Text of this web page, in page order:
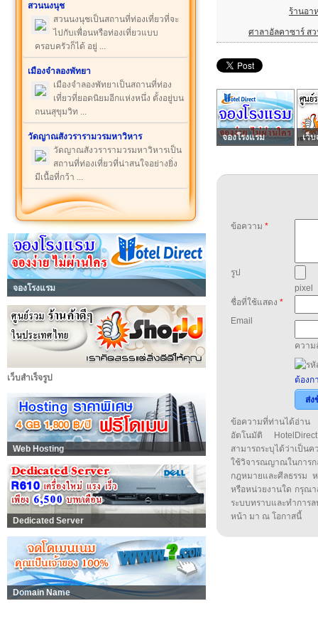
สวนนงนุช
สวนนงนุชเป็นสถานที่ท่องเที่ยวที่จะ
ไปกับเพื่อนหรือท่องเที่ยวแบบ
ครอบครัวก็ได้ อยู่ ...
เมืองจำลองพัทยา
เมืองจำลองพัทยาเป็นสถานที่ท่อง
เที่ยวที่ยอดนิยมอีกแห่งหนึ่ง ตั้งอยู่บน
ถนนสุขุมวิท ...
วัดญาณสังวรารามวรมหาวิหาร
วัดญาณสังวรารามวรมหาวิหารเป็น
สถานที่ท่องเที่ยวที่น่าสนใจอย่างยิ่ง
มีเนื้อที่กว้า ...
จองโรงแรม
เว็บสำเร็จรูป
Web Hosting
Dedicated Server
Domain Name
ร้านอา
ศาลาอัลคาซาร์ ส
จองโรงแรม เว็บ
ข้อความ *
รูป
pixel
ชื่อที่ใช้แสดง *
Email
ความ
ต้องก
ส่ง
ข้อความที่ท่านได้อ่าน
อัตโนมัติ
สามารถระบุได้ว่าเป็น
ใช้วิจารณญาณในกา
กฎหมายและศีลธรรม
หรือหน่วยงานใด กรุณา
ระบบทราบและทำกา
หน้า มา ณ โอกาสนี้